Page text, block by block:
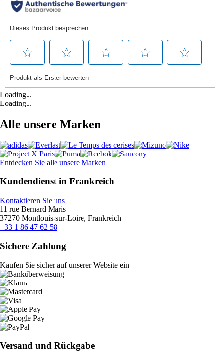
Loading...
Loading...
Alle unsere Marken
Entdecken Sie alle unsere Marken
Kundendienst in Frankreich
Kontaktieren Sie uns
11 rue Bernard Maris
37270 Montlouis-sur-Loire, Frankreich
+33 1 86 47 62 58
Sichere Zahlung
Kaufen Sie sicher auf unserer Website ein
Versand und Rückgabe